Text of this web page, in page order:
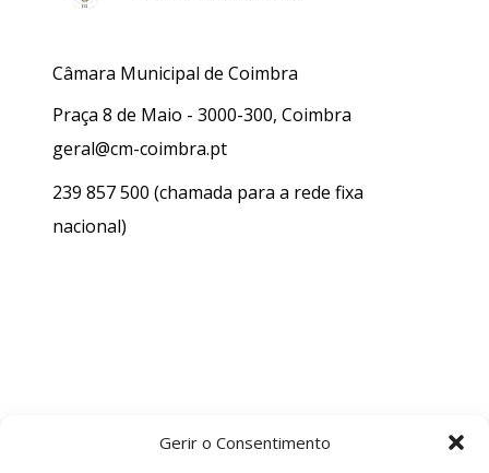
Gerir o Consentimento
Câmara Municipal de Coimbra
Praça 8 de Maio - 3000-300, Coimbra
geral@cm-coimbra.pt
239 857 500 (chamada para a rede fixa
nacional)